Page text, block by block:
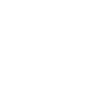
पतीने मोबाईल घेऊन